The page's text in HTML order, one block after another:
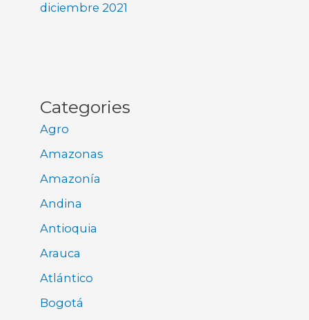
diciembre 2021
Categories
Agro
Amazonas
Amazonía
Andina
Antioquia
Arauca
Atlántico
Bogotá